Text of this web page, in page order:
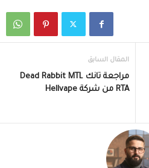
المقال السابق
مراجعة تانك Dead Rabbit MTL
RTA من شركة Hellvape